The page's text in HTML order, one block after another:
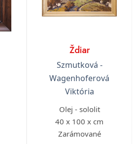
Ždiar
Szmutková -
Wagenhoferová
Viktória
Olej - sololit
40 x 100 x cm
Zarámované